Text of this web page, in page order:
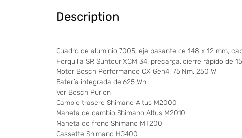
Description
Cuadro de aluminio 7005, eje pasante de 148 x 12 mm,
Horquilla SR Suntour XCM 34, precarga, cierre rápido de
Motor Bosch Performance CX Gen4, 75 Nm, 250 W
Batería integrada de 625 Wh
Ver Bosch Purion
Cambio trasero Shimano Altus M2000
Maneta de cambio Shimano Altus M2010
Maneta de freno Shimano MT200
Cassette Shimano HG400